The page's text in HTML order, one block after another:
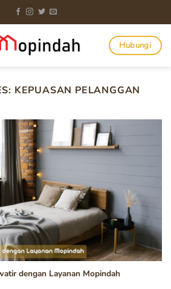
Hubungi
KEPUASAN PELANGGAN
dengan Layanan Mopindah